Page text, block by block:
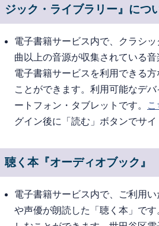
ジック・ライブラリー』につ
電子書籍サービス内で、クラシ
曲以上の音源が収集されている
電子書籍サービスを利用できる
ことができます。利用可能なデ
ートフォン・タブレットです。
こ
グイン後に「読む」ボタンでサイ
聴く本『オーディオブック』
電子書籍サービス内で、ご利用
や声優が朗読した「聴く本」で